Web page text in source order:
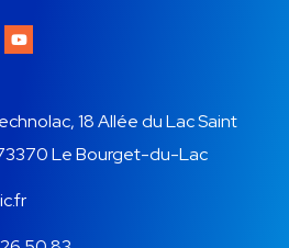
18 Allée du Lac Saint
Le Bourget-du-Lac